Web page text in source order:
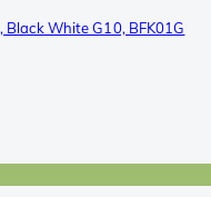
Black White G10, BFK01G